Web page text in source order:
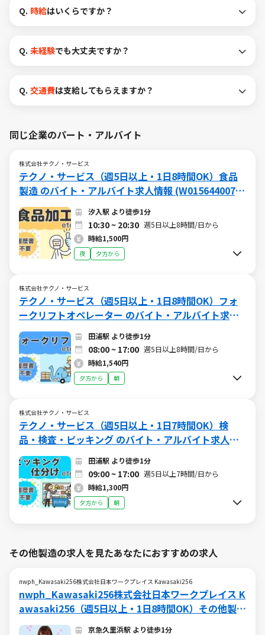
Q. 時給はいくらですか？
Q. 未経験でも大丈夫ですか？
Q. 交通費は支給してもらえますか？
同じ企業のパート・アルバイト
株式会社テクノ・サービス
テクノ・サービス（週5日以上・1日8時間OK）食品
製造 のバイト・アルバイト求人情報 (W015644007)
（日勤）
汐入駅 より徒歩1分
10:30 ~ 20:30 週5日以上8時間/日から
時給1,500円
夜 夕方から
株式会社テクノ・サービス
テクノ・サービス（週5日以上・1日8時間OK）フォ
ークリフトオペレーター のバイト・アルバイト求人
情報 (W015672739)（日勤）
田浦駅 より徒歩1分
08:00 ~ 17:00 週5日以上8時間/日から
時給1,540円
夕方から 朝
株式会社テクノ・サービス
テクノ・サービス（週5日以上・1日7時間OK）検
品・検査・ピッキング のバイト・アルバイト求人情
報 (W015649827)（日勤）
田浦駅 より徒歩1分
09:00 ~ 17:00 週5日以上7時間/日から
時給1,300円
夕方から 朝
その他製造の求人を見たあなたにおすすめの求人
nwph_Kawasaki256株式会社日本ワークプレイス Kawasaki256
nwph_Kawasaki256株式会社日本ワークプレイス K
awasaki256（週5日以上・1日8時間OK）その他製造
のバイト・アルバイト求人情報 (W015680637)
京急久里浜駅 より徒歩1分